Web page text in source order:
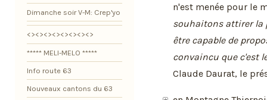
n'est menée pour le
souhaitons attirer la
être capable de
convaincu que c'est
Claude Daurat, le
Dimanche soir V-M: Crep'yo
<><><><><><><><>
***** MELI-MELO *****
Info route 63
Nouveaux cantons du 63